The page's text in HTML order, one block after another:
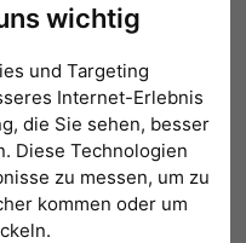
wichtig
und Targeting
Internet-Erlebnis
die Sie sehen, besser
Diese Technologien
zu messen, um zu
kommen oder um